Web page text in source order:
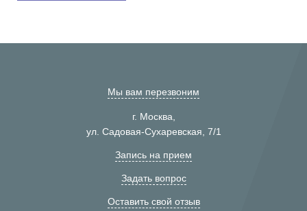
Мы вам перезвоним
г. Москва,
ул. Садовая-Сухаревская, 7/1
Запись на прием
Задать вопрос
Оставить свой отзыв